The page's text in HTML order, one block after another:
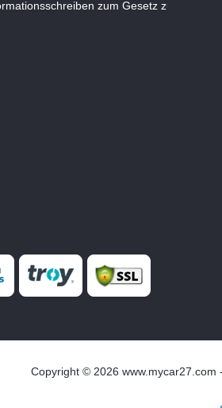
zum Gesetz zum Schutz
Copyright © 2026 www.mycar27.com